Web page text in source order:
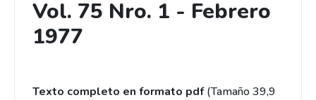
Vol. 75 Nro. 1 - Febrero
1977
Texto completo en formato pdf(Tamaño 39,9